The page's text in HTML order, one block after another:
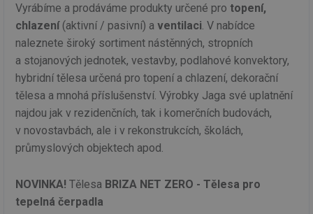
Vyrábíme a prodáváme produkty určené pro topení,
chlazení(aktivní / pasivní) a ventilaci. V nabídce
naleznete široký sortiment nástěnných, stropních
a stojanových jednotek, vestavby, podlahové konvektory,
hybridní tělesa určená pro topení a chlazení, dekorační
tělesa a mnohá příslušenství. Výrobky Jaga své uplatnění
najdou jak v rezidenčních, tak i komerčních budovách,
v novostavbách, ale i v rekonstrukcích, školách,
průmyslových objektech apod.
NOVINKA! Tělesa BRIZA NET ZERO - Tělesa pro
tepelná čerpadla